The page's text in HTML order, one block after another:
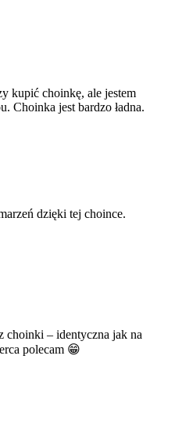
kupić choinkę, ale jestem
Choinka jest bardzo ładna.
dzięki tej choince.
choinki – identyczna jak na
polecam 😁